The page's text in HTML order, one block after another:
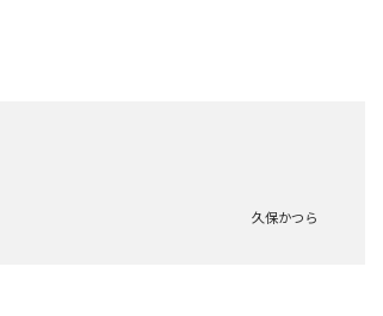
久保かつら